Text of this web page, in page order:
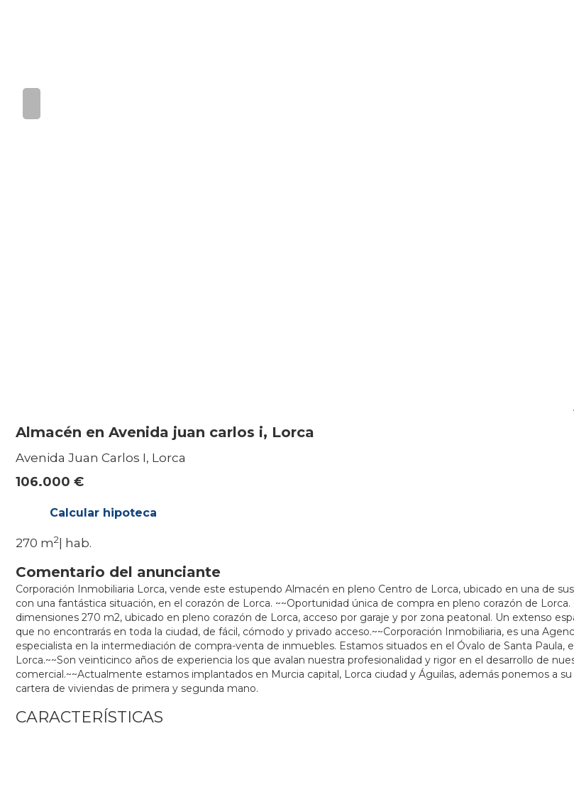
Almacén en Avenida juan carlos i, Lorca
Avenida Juan Carlos I, Lorca
106.000 €
Calcular hipoteca
270 m2 | hab.
Comentario del anunciante
Corporación Inmobiliaria Lorca, vende este estupendo Almacén en pleno Centro de Lorca, ubicado en una de
con una fantástica situación, en el corazón de Lorca. ~~Oportunidad única de compra en pleno corazón de
dimensiones 270 m2, ubicado en pleno corazón de Lorca, acceso por garaje y por zona peatonal. Un extenso
que no encontrarás en toda la ciudad, de fácil, cómodo y privado acceso.~~Corporación Inmobiliaria, es una
especialista en la intermediación de compra-venta de inmuebles. Estamos situados en el Óvalo de Santa Paula,
Lorca.~~Son veinticinco años de experiencia los que avalan nuestra profesionalidad y rigor en el desarrollo de
comercial.~~Actualmente estamos implantados en Murcia capital, Lorca ciudad y Águilas, además ponemos a
cartera de viviendas de primera y segunda mano.
CARACTERÍSTICAS